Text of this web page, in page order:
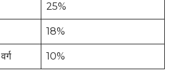
25%
18%
10%